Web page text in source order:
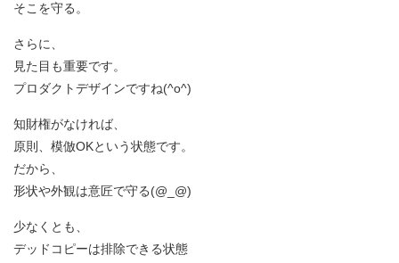
そこを守る。
さらに、
見た目も重要です。
プロダクトデザインですね(^o^)
知財権がなければ、
原則、模倣OKという状態です。
だから、
形状や外観は意匠で守る(@_@)
少なくとも、
デッドコピーは排除できる状態